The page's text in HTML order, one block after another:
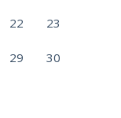
22 23
29 30